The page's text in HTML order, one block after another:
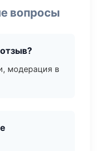
вопросы
модерация в